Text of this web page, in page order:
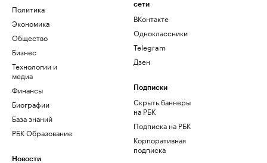
Политика
Экономика
Общество
Бизнес
Технологии и
медиа
Финансы
Биографии
База знаний
РБК Образование
Новости
сети
ВКонтакте
Одноклассники
Telegram
Дзен
Подписки
Скрыть баннеры
на РБК
Подписка на РБК
Корпоративная
подписка